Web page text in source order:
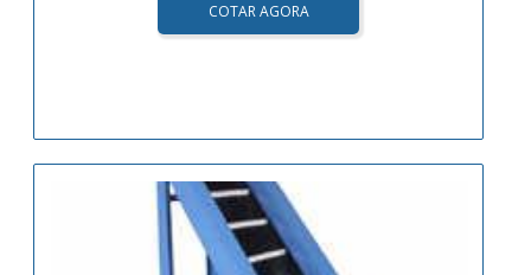
COTAR AGORA